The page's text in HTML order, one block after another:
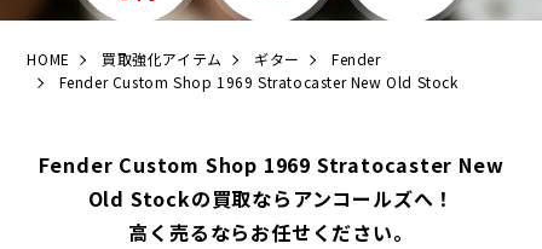
HOME 買取強化アイテム ギター
Fender
Fender Custom Shop 1969 Stratocaster New Old Stock
Fender Custom Shop 1969 Stratocaster New
Old Stockの買取ならアンコールズへ！
高く売るならお任せください。